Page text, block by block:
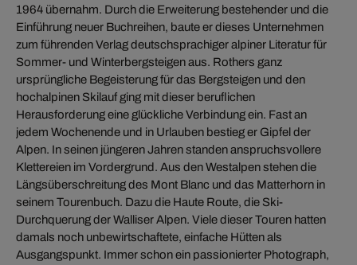
1964 übernahm. Durch die Erweiterung bestehender und die
Einführung neuer Buchreihen, baute er dieses Unternehmen
zum führenden Verlag deutschsprachiger alpiner Literatur für
Sommer- und Winterbergsteigen aus. Rothers ganz
ursprüngliche Begeisterung für das Bergsteigen und den
hochalpinen Skilauf ging mit dieser beruflichen
Herausforderung eine glückliche Verbindung ein. Fast an
jedem Wochenende und in Urlauben bestieg er Gipfel der
Alpen. In seinen jüngeren Jahren standen anspruchsvollere
Klettereien im Vordergrund. Aus den Westalpen stehen die
Längsüberschreitung des Mont Blanc und das Matterhorn in
seinem Tourenbuch. Dazu die Haute Route, die Ski-
Durchquerung der Walliser Alpen. Viele dieser Touren hatten
damals noch unbewirtschaftete, einfache Hütten als
Ausgangspunkt. Immer schon ein passionierter Photograph,